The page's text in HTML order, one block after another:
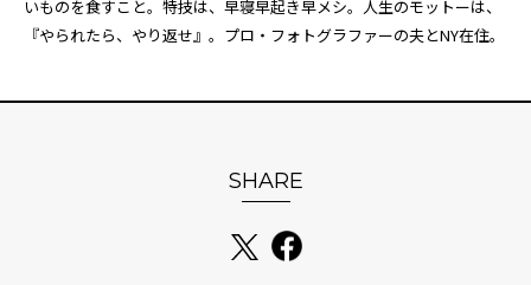
いものを食すこと。特技は、早寝早起き早メシ。人生のモットーは、
『やられたら、やり返せ』。プロ・フォトグラファーの夫とNY在住。
SHARE